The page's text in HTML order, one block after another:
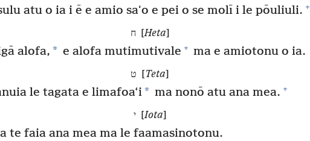
atu o ia i ē e amio saʻo e pei o se molī i le pōuliuli. +
ח [Heta]
alofa, * e alofa mutimutivale + ma e amiotonu o ia.
ט [Teta]
le tagata e limafoa‘i* ma nonō atu ana mea. +
י [Iota]
te faia ana mea ma le faamasinotonu.